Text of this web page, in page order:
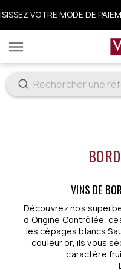
VOUS À LA

VINS DE
Découvrez nos
d’Origine Contrôlée,
les cépages blancs
couleur or, ils vous
caractère